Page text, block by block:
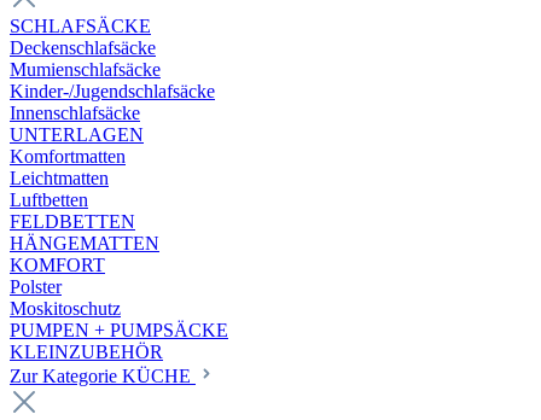
SCHLAFSÄCKE
Deckenschlafsäcke
Mumienschlafsäcke
Kinder-/Jugendschlafsäcke
Innenschlafsäcke
UNTERLAGEN
Komfortmatten
Leichtmatten
Luftbetten
FELDBETTEN
HÄNGEMATTEN
KOMFORT
Polster
Moskitoschutz
PUMPEN + PUMPSÄCKE
KLEINZUBEHÖR
Zur Kategorie KÜCHE